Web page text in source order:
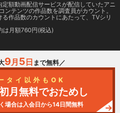
額動画配信サービスが配信していたアニ
ンテンツの作品数を調査員がカウント。
作品数のカウントにあたって、TVシリ
は月額760円(税込)
9月 5 日 まで無料／
タイ以外もOK
月無料でおためし
場合は入会日から14日間無料